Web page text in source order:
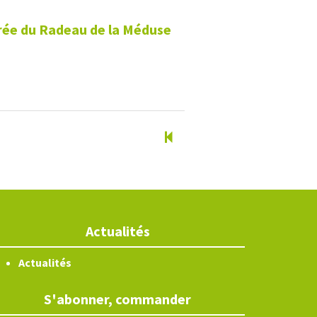
du Radeau de la Méduse
Actualités
Actualités
S'abonner, commander